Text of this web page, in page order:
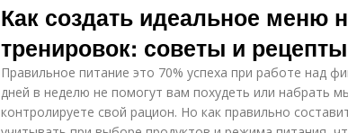
Как создать идеальное меню
тренировок: советы и рецепты
Правильное питание это 70% успеха при работе над
дней в неделю не помогут вам похудеть или набрать
контролируете свой рацион. Но как правильно